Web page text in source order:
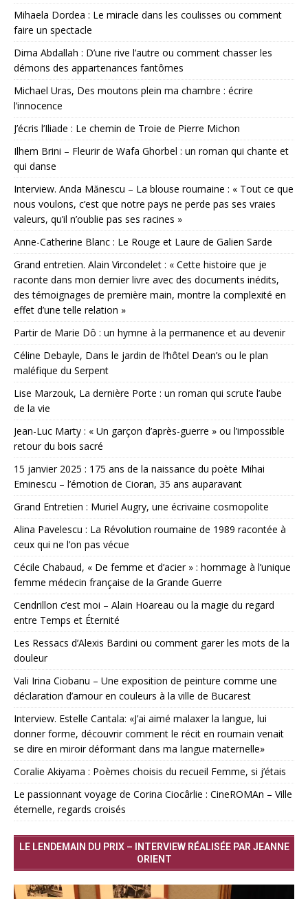
Mihaela Dordea : Le miracle dans les coulisses ou comment
faire un spectacle
Dima Abdallah : D’une rive l’autre ou comment chasser les
démons des appartenances fantômes
Michael Uras, Des moutons plein ma chambre : écrire
l’innocence
J’écris l’Iliade : Le chemin de Troie de Pierre Michon
Ilhem Brini – Fleurir de Wafa Ghorbel : un roman qui chante et
qui danse
Interview. Anda Mănescu – La blouse roumaine : « Tout ce que
nous voulons, c’est que notre pays ne perde pas ses vraies
valeurs, qu’il n’oublie pas ses racines »
Anne-Catherine Blanc : Le Rouge et Laure de Galien Sarde
Grand entretien. Alain Vircondelet : « Cette histoire que je
raconte dans mon dernier livre avec des documents inédits,
des témoignages de première main, montre la complexité en
effet d’une telle relation »
Partir de Marie Dô : un hymne à la permanence et au devenir
Céline Debayle, Dans le jardin de l’hôtel Dean’s ou le plan
maléfique du Serpent
Lise Marzouk, La dernière Porte : un roman qui scrute l’aube
de la vie
Jean-Luc Marty : « Un garçon d’après-guerre » ou l’impossible
retour du bois sacré
15 janvier 2025 : 175 ans de la naissance du poète Mihai
Eminescu – l’émotion de Cioran, 35 ans auparavant
Grand Entretien : Muriel Augry, une écrivaine cosmopolite
Alina Pavelescu : La Révolution roumaine de 1989 racontée à
ceux qui ne l’on pas vécue
Cécile Chabaud, « De femme et d’acier » : hommage à l’unique
femme médecin française de la Grande Guerre
Cendrillon c’est moi – Alain Hoareau ou la magie du regard
entre Temps et Éternité
Les Ressacs d’Alexis Bardini ou comment garer les mots de la
douleur
Vali Irina Ciobanu – Une exposition de peinture comme une
déclaration d’amour en couleurs à la ville de Bucarest
Interview. Estelle Cantala: «J’ai aimé malaxer la langue, lui
donner forme, découvrir comment le récit en roumain venait
se dire en miroir déformant dans ma langue maternelle»
Coralie Akiyama : Poèmes choisis du recueil Femme, si j’étais
Le passionnant voyage de Corina Ciocârlie : CineROMAn – Ville
éternelle, regards croisés
LE LENDEMAIN DU PRIX – INTERVIEW RÉALISÉE PAR JEANNE
ORIENT
Lecteur